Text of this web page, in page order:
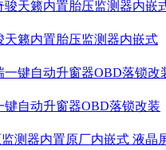
籁内置胎压监测器内嵌式
自动升窗器OBD落锁改装